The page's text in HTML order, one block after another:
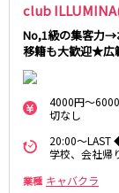
club
No,1級の集客力→
移籍も大歓迎★広
4000円～
切なし
20:00～
学校、会社帰
業種 キャバクラ
宇都宮
茨城県
つくば
神栖・鹿嶋
北茨城
新宿駅
荻窪駅
新高円寺駅
四谷三丁目駅
JR京浜東北
新橋駅